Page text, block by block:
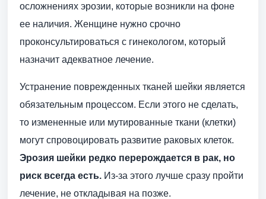
осложнениях эрозии, которые возникли на фоне
ее наличия. Женщине нужно срочно
проконсультироваться с гинекологом, который
назначит адекватное лечение.
Устранение поврежденных тканей шейки является
обязательным процессом. Если этого не сделать,
то измененные или мутированные ткани (клетки)
могут спровоцировать развитие раковых клеток.
Эрозия шейки редко перерождается в рак, но
риск всегда есть. Из-за этого лучше сразу пройти
лечение, не откладывая на позже.